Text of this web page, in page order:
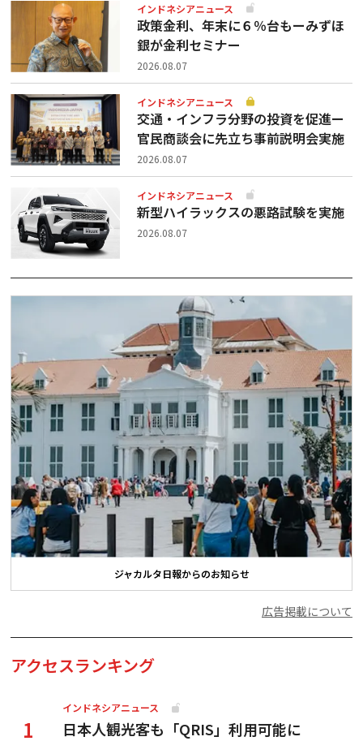
インドネシアニュース
政策金利、年末に６％台もーみずほ
銀が金利セミナー
2026.08.07
インドネシアニュース
交通・インフラ分野の投資を促進ー
官民商談会に先立ち事前説明会実施
2026.08.07
インドネシアニュース
新型ハイラックスの悪路試験を実施
2026.08.07
ジャカルタ日報からのお知らせ
広告掲載について
アクセスランキング
インドネシアニュース
日本人観光客も「QRIS」利用可能に